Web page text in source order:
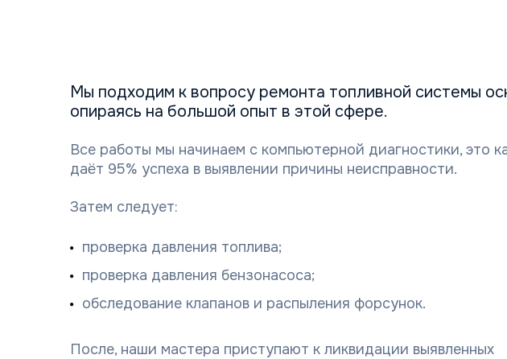
Мы подходим к вопросу ремонта топливной системы
опираясь на большой опыт в этой сфере.
Все работы мы начинаем с компьютерной диагностики, это
даёт 95% успеха в выявлении причины неисправности.
Затем следует:
проверка давления топлива;
проверка давления бензонасоса;
обследование клапанов и распыления форсунок.
После, наши мастера приступают к ликвидации выявленных